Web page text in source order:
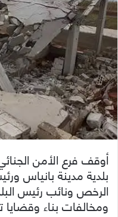
أوقف فرع الأمن
بلدية مدينة بانياس
الرخص ونائب رئيس
ومخالفات بناء